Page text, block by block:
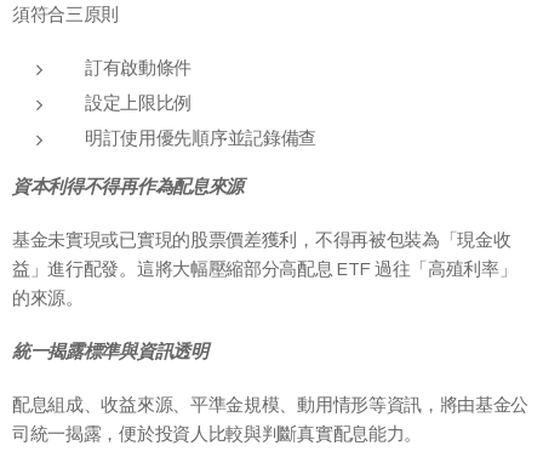
須符合三原則
訂有啟動條件
設定上限比例
明訂使用優先順序並記錄備查
資本利得不得再作為配息來源
基金未實現或已實現的股票價差獲利，不得再被包裝為「現金收
益」進行配發。這將大幅壓縮部分高配息 ETF 過往「高殖利率」
的來源。
統一揭露標準與資訊透明
配息組成、收益來源、平準金規模、動用情形等資訊，將由基金公
司統一揭露，便於投資人比較與判斷真實配息能力。